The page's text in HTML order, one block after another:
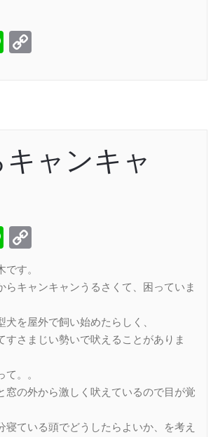
Line
ャンキャ
Line
す。
らキャンキャンうるさくて、困っていま
犬を屋外で飼い始めたらしく、
すさまじい勢いで吠えることがありま
。。
窓の外から激しく吠えているので目が覚
寝ている頭でどうしたらよいか、を考え